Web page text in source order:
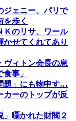
ジェニー、パリで
歩く
Ｋのリサ、ワール
かせてくれてあり
ヴィトン会長の息
事」
題」にも物申す…
カーのトップが反
」囁かれた財閥２